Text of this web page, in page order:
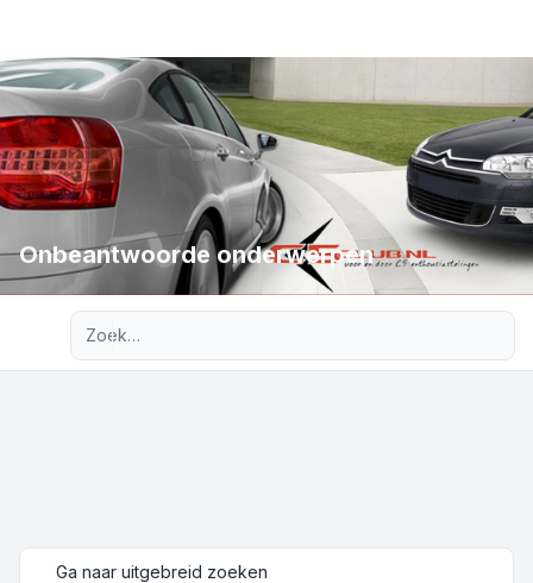
Onbeantwoorde onderwerpen
Ga naar uitgebreid zoeken